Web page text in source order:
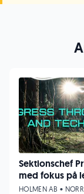
Sektionschef
med fokus på
HOLMEN AB •